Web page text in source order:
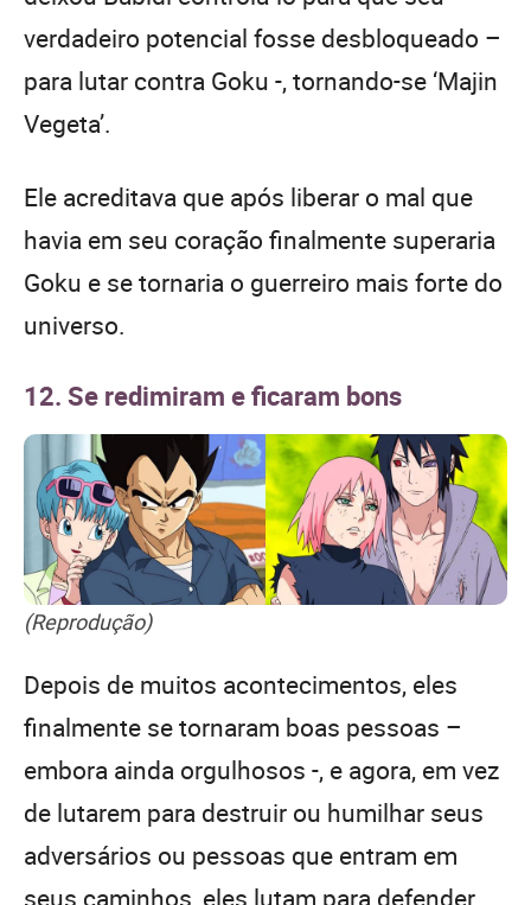
verdadeiro potencial fosse desbloqueado –
para lutar contra Goku -, tornando-se ‘Majin
Vegeta’.
Ele acreditava que após liberar o mal que
havia em seu coração finalmente superaria
Goku e se tornaria o guerreiro mais forte do
universo.
12. Se redimiram e ficaram bons
(Reprodução)
Depois de muitos acontecimentos, eles
finalmente se tornaram boas pessoas –
embora ainda orgulhosos -, e agora, em vez
de lutarem para destruir ou humilhar seus
adversários ou pessoas que entram em
seus caminhos, eles lutam para defender